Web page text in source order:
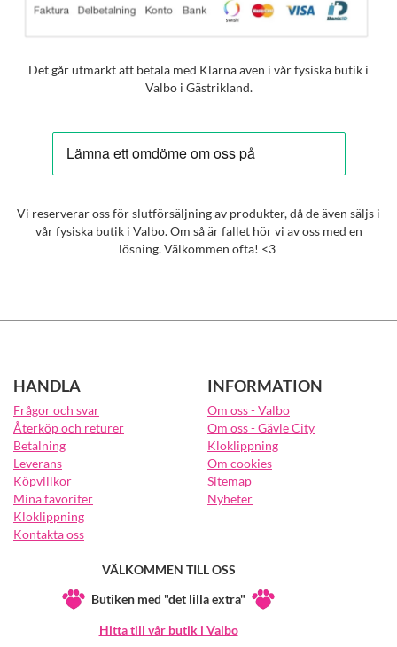
Det går utmärkt att betala med Klarna även i vår fysiska butik i
Valbo i Gästrikland.
Vi reserverar oss för slutförsäljning av produkter, då de även säljs i
vår fysiska butik i Valbo. Om så är fallet hör vi av oss med en
lösning. Välkommen ofta! <3
HANDLA
Frågor och svar
Återköp och returer
Betalning
Leverans
Köpvillkor
Mina favoriter
Kloklippning
Kontakta oss
INFORMATION
Om oss - Valbo
Om oss - Gävle City
Kloklippning
Om cookies
Sitemap
Nyheter
VÄLKOMMEN TILL OSS
Butiken med "det lilla extra"
Hitta till vår butik i Valbo